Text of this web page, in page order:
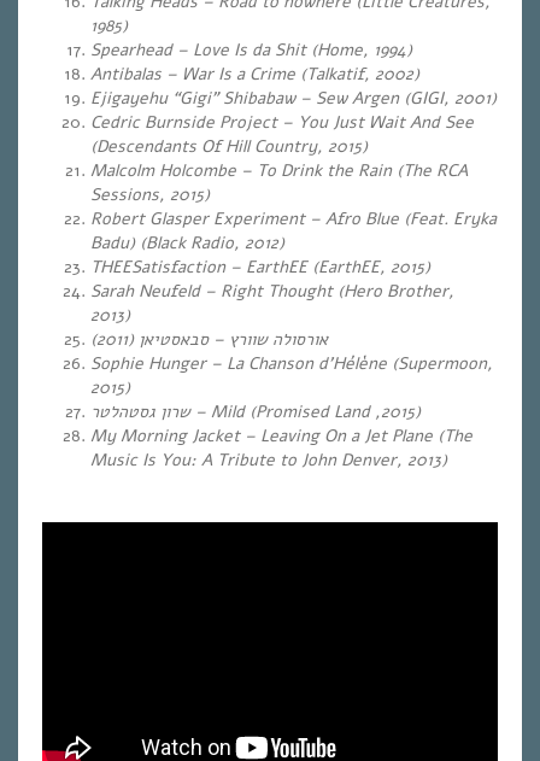
1985)
Spearhead – Love Is da Shit (Home, 1994)
Antibalas – War Is a Crime (Talkatif, 2002)
Ejigayehu “Gigi” Shibabaw – Sew Argen (GIGI, 2001)
Cedric Burnside Project – You Just Wait And See
(Descendants Of Hill Country, 2015)
Malcolm Holcombe – To Drink the Rain (The RCA
Sessions, 2015)
Robert Glasper Experiment – Afro Blue (Feat. Eryka
Badu) (Black Radio, 2012)
THEESatisfaction – EarthEE (EarthEE, 2015)
Sarah Neufeld – Right Thought (Hero Brother,
2013)
(אורסולה שוורץ – סבאסטיאן (2011
Sophie Hunger – La Chanson d’Hélène (Supermoon,
2015)
שרון גסטהלטר– Mild (Promised Land ,2015)
My Morning Jacket – Leaving On a Jet Plane (The
Music Is You: A Tribute to John Denver, 2013)